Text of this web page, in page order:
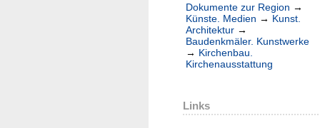
Dokumente zur Region →
Künste. Medien → Kunst.
Architektur →
Baudenkmäler. Kunstwerke
→ Kirchenbau.
Kirchenausstattung
Links